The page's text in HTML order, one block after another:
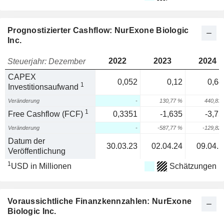
Prognostizierter Cashflow: NurExone Biologic
Inc.
Steuerjahr: Dezember 2022 2023
2024
CAPEX
Investitionsaufwand 1 0,052 0,12
Veränderung - 130,77 % 440,83
Free Cashflow (FCF) 1 0,3351 -1,635 -
Veränderung - -587,77 % -129,82
Datum der
Veröffentlichung
30.03.23 02.04.24
1USD in Millionen Schätzungen
Voraussichtliche Finanzkennzahlen: NurExone
Biologic Inc.